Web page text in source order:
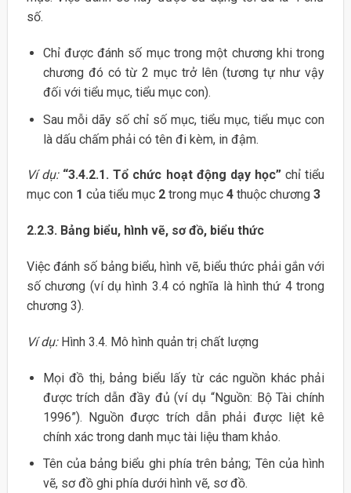
số.
Chỉ được đánh số mục trong một chương khi trong
chương đó có từ 2 mục trở lên (tương tự như vậy
đối với tiểu mục, tiểu mục con).
Sau mỗi dãy số chỉ số mục, tiểu mục, tiểu mục con
là dấu chấm phải có tên đi kèm, in đậm.
Ví dụ: “3.4.2.1. Tổ chức hoạt động dạy học”chỉ tiểu
mục con 1 của tiểu mục 2trong mục 4thuộc chương 3
2.2.3. Bảng biểu, hình vẽ, sơ đồ, biểu thức
Việc đánh số bảng biểu, hình vẽ, biểu thức phải gắn với
số chương (ví dụ hình 3.4 có nghĩa là hình thứ 4 trong
chương 3).
Ví dụ:Hình 3.4. Mô hình quản trị chất lượng
Mọi đồ thị, bảng biểu lấy từ các nguồn khác phải
được trích dẫn đầy đủ (ví dụ “Nguồn: Bộ Tài chính
1996”). Nguồn được trích dẫn phải được liệt kê
chính xác trong danh mục tài liệu tham khảo.
Tên của bảng biểu ghi phía trên bảng; Tên của hình
vẽ, sơ đồ ghi phía dưới hình vẽ, sơ đồ.